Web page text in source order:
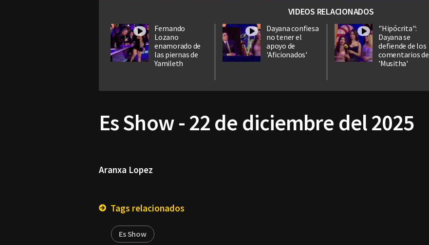
VIDEOS RELACIONADOS
Fernando
Lozano
enamorado de
las piernas de
Yamileth
Dayana confiesa
no tener el
apoyo de
'Aficionados'
"Hipócrita":
Dayana se
defiende de los
comentarios de
'Musitha'
Es Show - 22 de diciembre del 2025
Aranxa Lopez
Tags relacionados
Es Show